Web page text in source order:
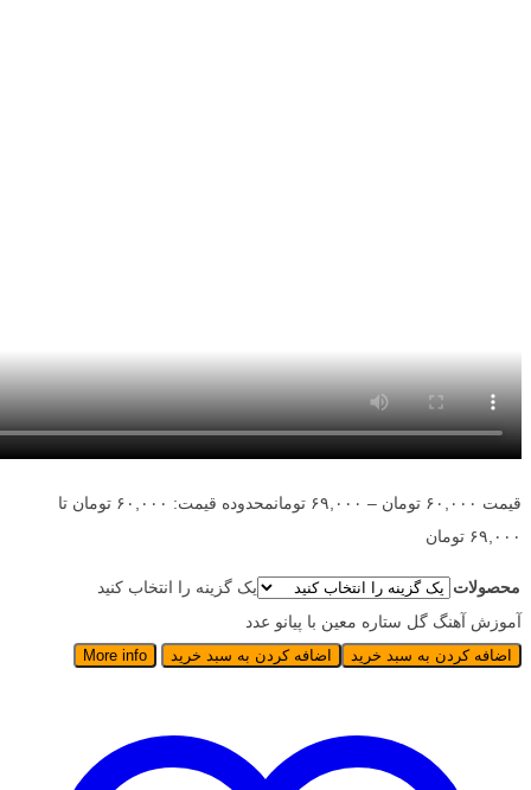
قیمت ۶۰,۰۰۰ تومان – ۶۹,۰۰۰ تومان
محدوده قیمت: ۶۰,۰۰۰ تومان تا
۶۹,۰۰۰ تومان
محصولات
یک گزینه را انتخاب کنید
آموزش آهنگ گل ستاره معین با پیانو عدد
اضافه کردن به سبد خرید اضافه کردن به سبد خرید More info